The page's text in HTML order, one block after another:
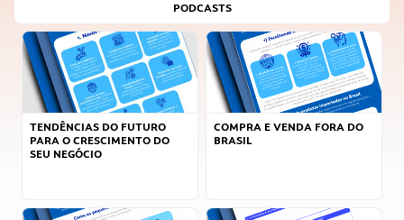
PODCASTS
TENDÊNCIAS DO FUTURO
PARA O CRESCIMENTO DO
SEU NEGÓCIO
COMPRA E VENDA FORA DO
BRASIL